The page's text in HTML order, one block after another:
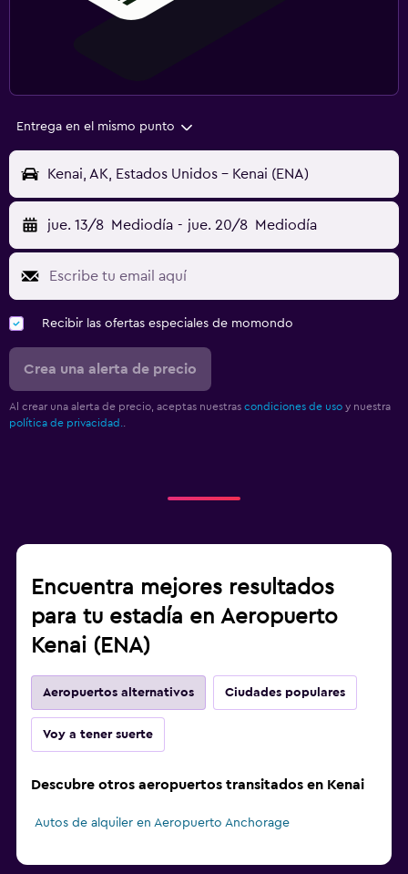
Entrega en el mismo punto
Kenai, AK, Estados Unidos - Kenai (ENA)
jue. 13/8 Mediodía - jue. 20/8 Mediodía
Recibir las ofertas especiales de momondo
Crea una alerta de precio
Al crear una alerta de precio, aceptas nuestras condiciones de uso y nuestra
política de privacidad..
Encuentra mejores resultados
para tu estadía en Aeropuerto
Kenai (ENA)
Aeropuertos alternativos Ciudades populares
Voy a tener suerte
Descubre otros aeropuertos transitados en Kenai
Autos de alquiler en Aeropuerto Anchorage